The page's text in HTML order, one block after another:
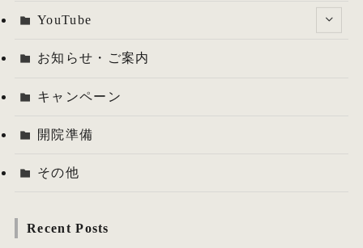
YouTube
お知らせ・ご案内
キャンペーン
開院準備
その他
Recent Posts